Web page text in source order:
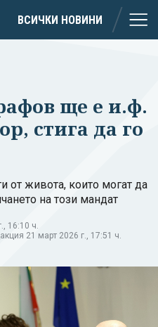
ВСИЧКИ НОВИНИ
ще е и.ф.
стига да го
от живота, които могат да
на този мандат
16:10 ч.
21 март 2026 г., 17:51 ч.